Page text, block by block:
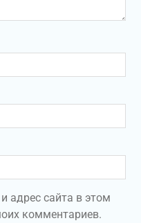
адрес сайта в этом
комментариев.